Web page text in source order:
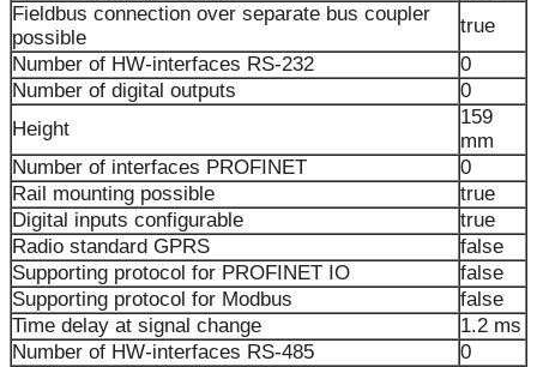
Fieldbus connection over separate bus coupler
possible
true
Number of HW-interfaces RS-232
0
Number of digital outputs
0
Height
159
mm
Number of interfaces PROFINET
0
Rail mounting possible
true
Digital inputs configurable
true
Radio standard GPRS
false
Supporting protocol for PROFINET IO
false
Supporting protocol for Modbus
false
Time delay at signal change
1.2 ms
Number of HW-interfaces RS-485
0